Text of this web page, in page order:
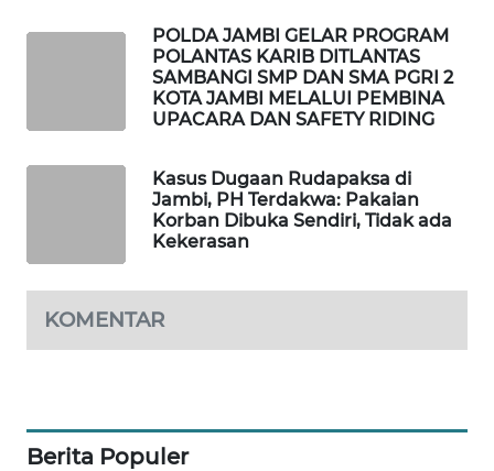
POLDA JAMBI GELAR PROGRAM
POLANTAS KARIB DITLANTAS
SAMBANGI SMP DAN SMA PGRI 2
KOTA JAMBI MELALUI PEMBINA
UPACARA DAN SAFETY RIDING
Kasus Dugaan Rudapaksa di
Jambi, PH Terdakwa: Pakaian
Korban Dibuka Sendiri, Tidak ada
Kekerasan
KOMENTAR
Berita Populer
SIDIKALANG
METRO
SIANTAR
NEWS